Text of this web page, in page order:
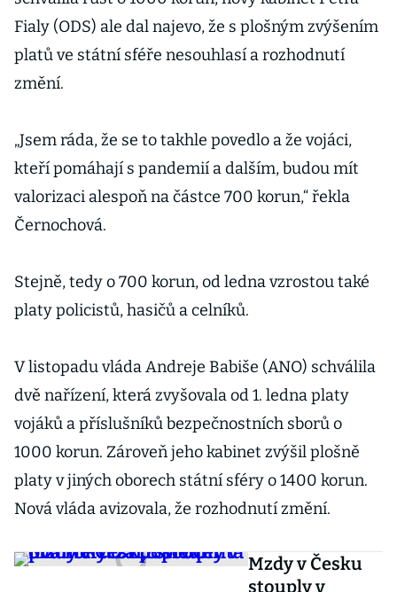
Fialy (ODS) ale dal najevo, že s plošným zvýšením
platů ve státní sféře nesouhlasí a rozhodnutí
změní.
„Jsem ráda, že se to takhle povedlo a že vojáci,
kteří pomáhají s pandemií a dalším, budou mít
valorizaci alespoň na částce 700 korun,“ řekla
Černochová.
Stejně, tedy o 700 korun, od ledna vzrostou také
platy policistů, hasičů a celníků.
V listopadu vláda Andreje Babiše (ANO) schválila
dvě nařízení, která zvyšovala od 1. ledna platy
vojáků a příslušníků bezpečnostních sborů o
1000 korun. Zároveň jeho kabinet zvýšil plošně
platy v jiných oborech státní sféry o 1400 korun.
Nová vláda avizovala, že rozhodnutí změní.
Mzdy v Česku
stouply v